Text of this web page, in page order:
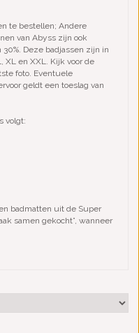
te bestellen; Andere
van Abyss zijn ook
Deze badjassen zijn in
XL en XXL. Kijk voor de
foto. Eventuele
geldt een toeslag van
volgt:
badmatten uit de Super
samen gekocht”, wanneer